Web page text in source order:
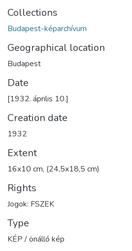
Collections
Budapest-képarchívum
Geographical location
Budapest
Date
[1932. április 10.]
Creation date
1932
Extent
16x10 cm, (24,5x18,5 cm)
Rights
Jogok: FSZEK
Type
KÉP / önálló kép